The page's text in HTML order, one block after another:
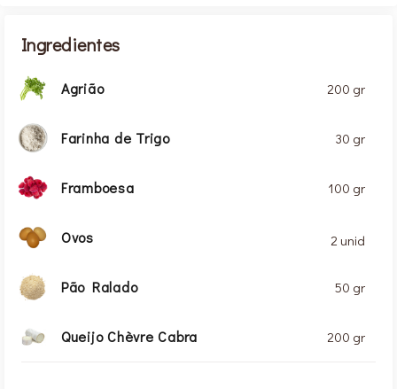
Ingredientes
Agrião 200 gr
Farinha de Trigo 30 gr
Framboesa 100 gr
Ovos 2 unid
Pão Ralado 50 gr
Queijo Chèvre Cabra 200 gr